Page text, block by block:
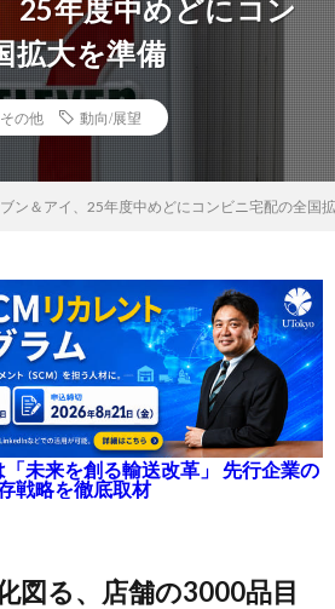
25年度中めどにコン
拡大を準備
その他 動向/展望
ン＆アイ、25年度中めどにコンビニ宅配の全国
未来を創る輸送改革」 先行企業の
戦略を徹底取材